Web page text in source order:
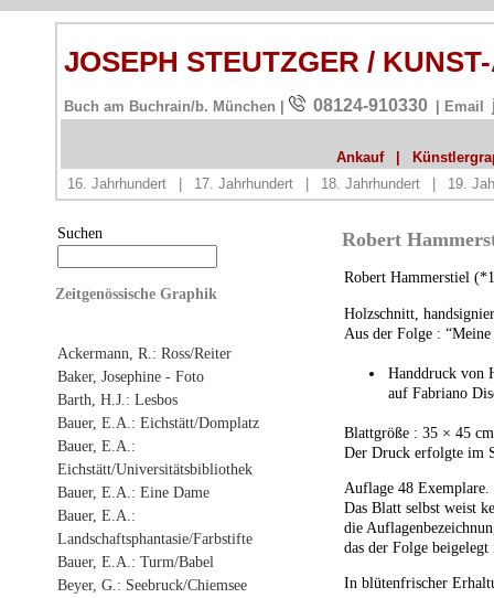
JOSEPH STEUTZGER /
Buch am Buchrain/b. München | 08124-910330 | Email
Ankauf
16. Jahrhundert
17. Jahrhundert 18. Jahrhundert 19.
Suchen
Zeitgenössische Graphik
Ackermann, R.: Ross/Reiter
Baker, Josephine - Foto
Barth, H.J.: Lesbos
Bauer, E.A.: Eichstätt/Domplatz
Bauer, E.A.:
Eichstätt/Universitätsbibliothek
Bauer, E.A.: Eine Dame
Bauer, E.A.:
Landschaftsphantasie/Farbstifte
Bauer, E.A.: Turm/Babel
Beyer, G.: Seebruck/Chiemsee
Robert
Robert Hammerstiel
Holzschnitt,
Aus der Folge :
Handdruck von
auf Fabriano
Blattgröße : 35 × 45
Der Druck erfolgte im
Auflage 48 Exemplare.
Das Blatt selbst weist
die
das der Folge
In blütenfrischer